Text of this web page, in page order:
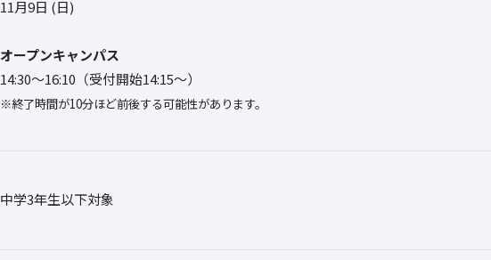
11月9日 (日)
オープンキャンパス
14:30〜16:10（受付開始14:15～）
※終了時間が10分ほど前後する可能性があります。
中学3年生以下対象